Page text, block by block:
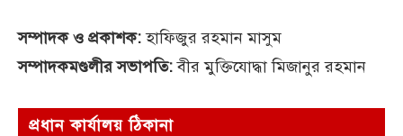
সম্পাদক ও প্রকাশক:হাফিজুর রহমান মাসুম
সম্পাদকমণ্ডলীর সভাপতি:বীর মুক্তিযোদ্ধা মিজানুর রহমান
প্রধান কার্যালয় ঠিকানা